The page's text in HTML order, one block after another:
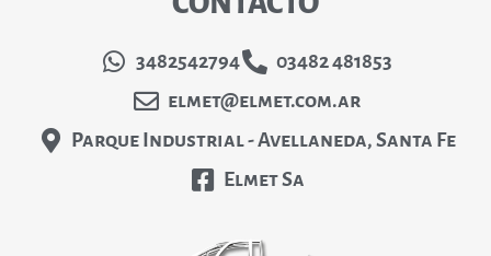
3482542794
03482 481853
elmet@elmet.com.ar
Parque Industrial - Avellaneda, Santa Fe
Elmet Sa